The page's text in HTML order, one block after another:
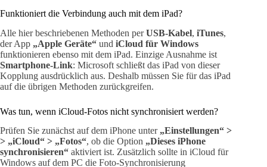
Funktioniert die Verbindung auch mit dem iPad?
Alle hier beschriebenen Methoden perUSB-Kabel, iTunes,
der App „Apple Geräte“ und iCloud für Windows
funktionieren ebenso mit dem iPad. Einzige Ausnahme ist
Smartphone-Link: Microsoft schließt das iPad von dieser
Kopplung ausdrücklich aus. Deshalb müssen Sie für das iPad
auf die übrigen Methoden zurückgreifen.
Was tun, wenn iCloud-Fotos nicht synchronisiert werden?
Prüfen Sie zunächst auf dem iPhone unter „Einstellungen“ >
> „iCloud“ > „Fotos“, ob die Option „Dieses iPhone
synchronisieren“ aktiviert ist. Zusätzlich sollte in iCloud für
Windows auf dem PC die Foto-Synchronisierung